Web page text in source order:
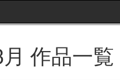
作品一覧